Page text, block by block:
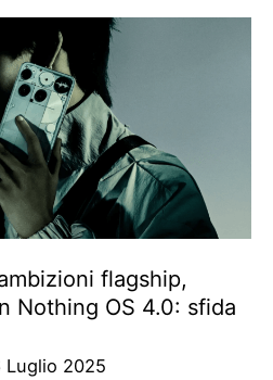
flagship,
Nothing OS 4.0: sfida
Luglio 2025